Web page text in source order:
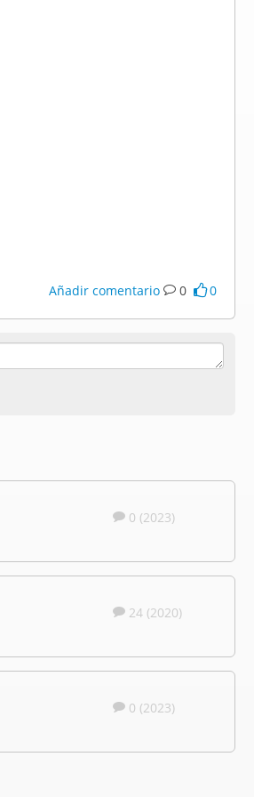
Añadir comentario 0 0
0 (2023)
24 (2020)
0 (2023)